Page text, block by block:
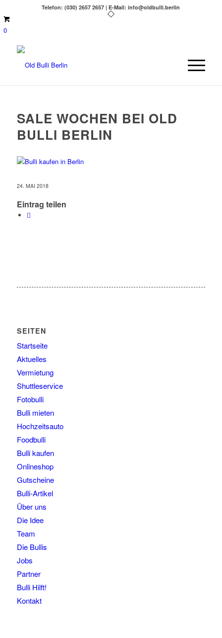
Telefon: (030) 2657 2657 | E-Mail: info@oldbulli.berlin
0
SALE WOCHEN BEI OLD
BULLI BERLIN
24. MAI 2018
Eintrag teilen
SEITEN
Startseite
Aktuelles
Vermietung
Shuttleservice
Fotobulli
Bulli mieten
Hochzeitsauto
Foodbulli
Bulli kaufen
Onlineshop
Gutscheine
Bulli-Artikel
Über uns
Die Idee
Team
Die Bullis
Jobs
Partner
Bulli Hilft!
Kontakt